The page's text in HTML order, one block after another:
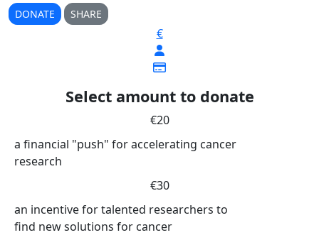
DONATE SHARE
€
Select amount to donate
€20
a financial "push" for accelerating cancer
research
€30
an incentive for talented researchers to
find new solutions for cancer